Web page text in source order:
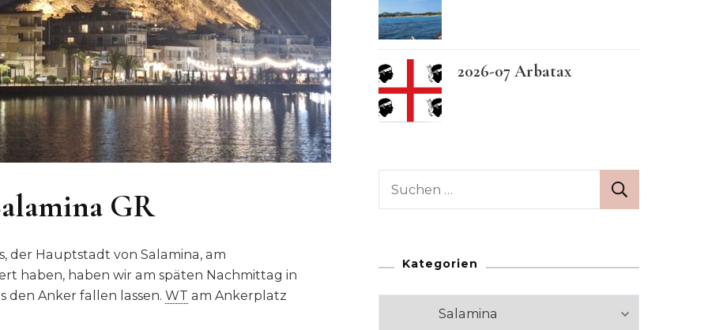
GR
der Hauptstadt von Salamina, am
haben, haben wir am späten Nachmittag in
den Anker fallen lassen. WT am Ankerplatz
2026-07 Arbatax
Suchen
Kategorien
Kategorien